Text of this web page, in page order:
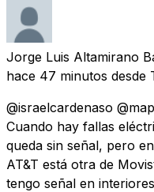
Jorge Luis Altamirano
hace 47 minutos desde
@israelcardenaso
Cuando hay fallas
queda sin señal, pero
AT&T está otra de
tengo señal en